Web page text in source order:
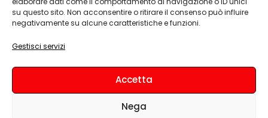
su questo sito. Non acconsentire o ritirare il consenso può influire
negativamente su alcune caratteristiche e funzioni.
Gestisci servizi
Accetta
Nega